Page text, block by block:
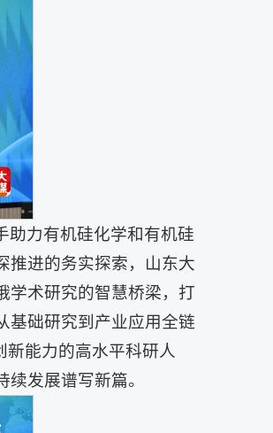
助力有机硅化学和有机硅
推进的务实探索，山东大
学术研究的智慧桥梁，打
基础研究到产业应用全链
新能力的高水平科研人
发展谱写新篇。